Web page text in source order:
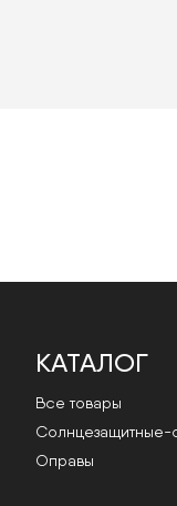
КАТАЛОГ
Все товары
Cолнцезащитные-
Оправы